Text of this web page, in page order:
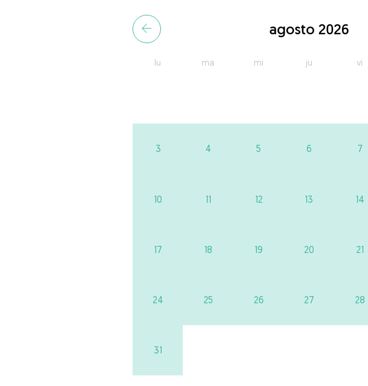
agosto 2026
lu ma mi ju vi
3 4 5 6 7
10 11 12 13 14
17 18 19 20 21
24 25 26 27 28
31